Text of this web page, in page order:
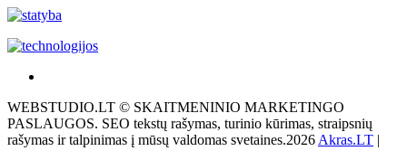
tai
žemės
ploto
WEBSTUDIO.LT © SKAITMENINIO MARKETINGO
PASLAUGOS. SEO tekstų rašymas, turinio kūrimas, straipsnių
rašymas ir talpinimas į mūsų valdomas svetaines.2026 Akras.LT |